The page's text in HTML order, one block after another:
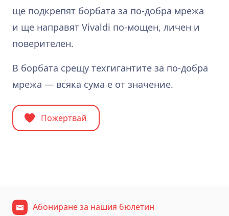
ще подкрепят борбата за по‑добра мрежа
и ще направят Vivaldi по‑мощен, личен и
поверителен.
В борбата срещу техгигантите за по‑добра
мрежа — всяка сума е от значение.
Пожертвай
Абониране за нашия бюлетин